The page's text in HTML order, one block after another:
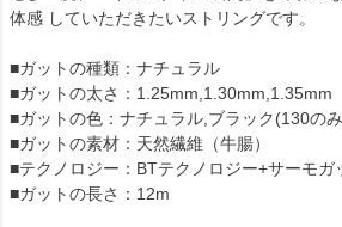
体感 していただきたいストリングです。
■ガットの種類：ナチュラル
■ガットの太さ：1.25mm,1.30mm,1.35mm
■ガットの色：ナチュラル,ブラック(130の
■ガットの素材：天然繊維（牛腸）
■テクノロジー：BTテクノロジー+サーモガ
■ガットの長さ：12m